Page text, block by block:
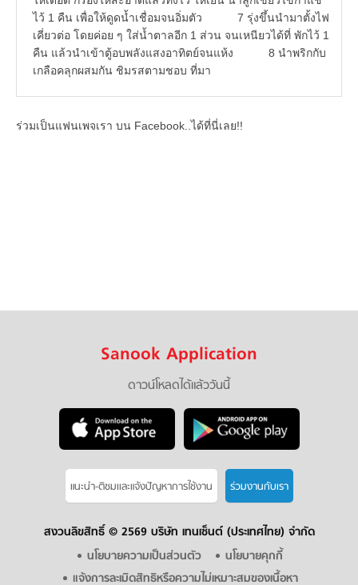
ไว้ 1 คืน เพื่อให้ดูดน้ำเชื่อมจนอิ่มตัว 7 รุ่งขึ้นนำมาตั้งไฟ
เคี่ยวต่อ โดยค่อย ๆ ใส่น้ำตาลอีก 1 ส่วน จนเหนียวได้ที่ พักไว้ 1
คืน แล้วนำเข้าตู้อบพลังแสงอาทิตย์จนแห้ง 8 นำพริกกับ
เกลือคลุกผสมกัน ชิมรสตามชอบ ที่มา
ร่วมเป็นแฟนเพจเรา บน Facebook..ได้ที่นี่เลย!!
Sanook Application
ดาวน์โหลดได้แล้ววันนี้
แนะนำ-ติชมเเละแจ้งปัญหาการใช้งาน ร่วมงานกับเรา
สงวนลิขสิทธิ์ © 2569 บริษัท เทนเซ็นต์ (ประเทศไทย) จำกัด
นโยบายความเป็นส่วนตัว
นโยบายคุกกี้
แจ้งการละเมิดสิทธิหรือความไม่เหมาะสมของเนื้อหา